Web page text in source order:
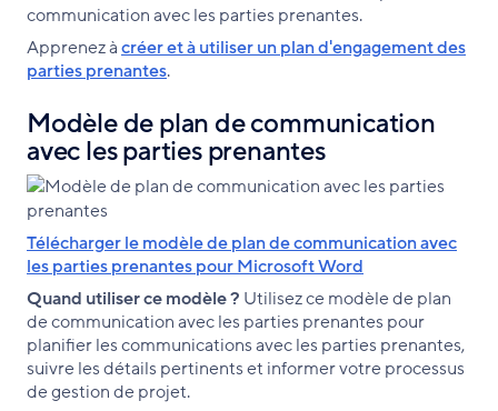
communication avec les parties prenantes.
Apprenez àcréer et à utiliser un plan d'engagement des
parties prenantes.
Modèle de plan de communication
avec les parties prenantes
Télécharger le modèle de plan de communication avec
les parties prenantes pour Microsoft Word
Quand utiliser ce modèle ? Utilisez ce modèle de plan
de communication avec les parties prenantes pour
planifier les communications avec les parties prenantes,
suivre les détails pertinents et informer votre processus
de gestion de projet.